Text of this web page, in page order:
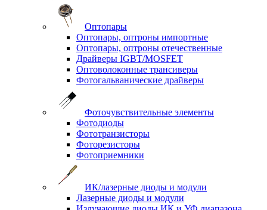
Оптопары
Оптопары, оптроны импортные
Оптопары, оптроны отечественные
Драйверы IGBT/MOSFET
Оптоволоконные трансиверы
Фотогальванические драйверы
Фоточувствительные элементы
Фотодиоды
Фототранзисторы
Фоторезисторы
Фотоприемники
ИК/лазерные диоды и модули
Лазерные диоды и модули